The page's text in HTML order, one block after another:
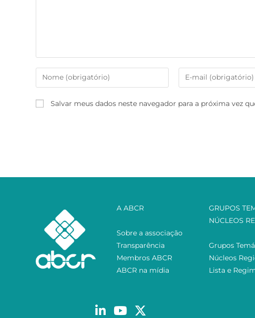
Salvar meus dados neste navegador para a próxima vez
A ABCR
Sobre a associação
Transparência
Membros ABCR
ABCR na mídia
GRUPOS
NÚCLEOS
Grupos
Núcleos
Lista e